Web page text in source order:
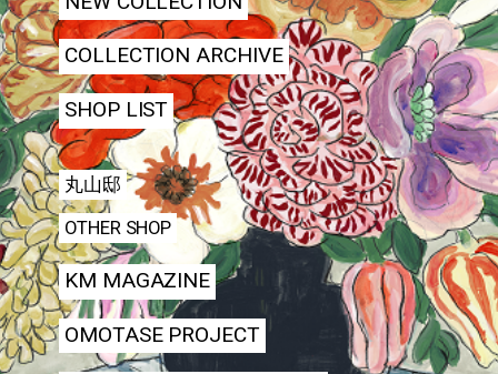
COLLECTION ARCHIVE
SHOP LIST
丸山邸
OTHER SHOP
KM MAGAZINE
OMOTASE PROJECT